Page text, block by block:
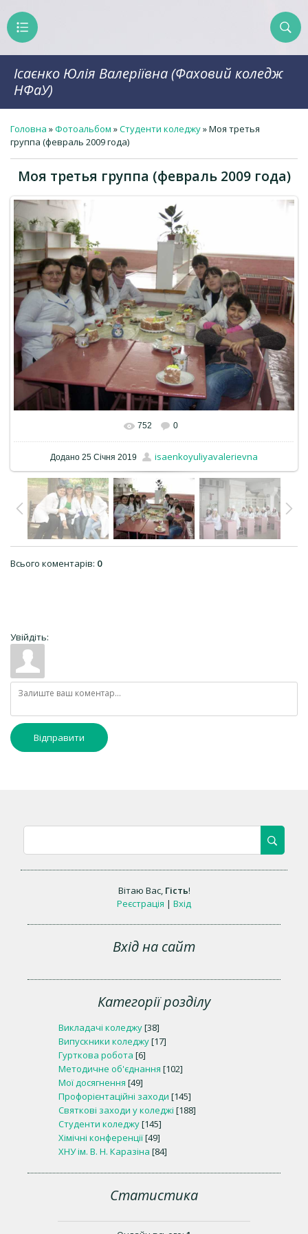
Ісаєнко Юлія Валеріївна (Фаховий коледж
НФаУ)
Головна »Фотоальбом »Студенти коледжу» Моя третья
группа (февраль 2009 года)
Моя третья группа (февраль 2009 года)
752 0
Додано 25 Січня 2019 isaenkoyuliyavalerievna
Всього коментарів: 0
Увійдіть:
Відправити
Вітаю Вас, Гість!
Реєстрація | Вхід
Вхід на сайт
Категорії розділу
Викладачі коледжу[38]
Випускники коледжу[17]
Гурткова робота [6]
Методичне об'єднання [102]
Мої досягнення [49]
Профорієнтаційні заходи [145]
Святкові заходи у коледжі [188]
Студенти коледжу[145]
Хімічні конференції[49]
ХНУ ім. В. Н. Каразіна [84]
Статистика